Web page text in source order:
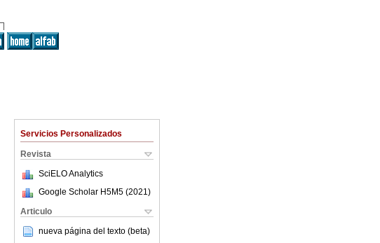
Servicios Personalizados
Revista
SciELO Analytics
Google Scholar H5M5 (2021 )
Articulo
nueva página del texto (beta)